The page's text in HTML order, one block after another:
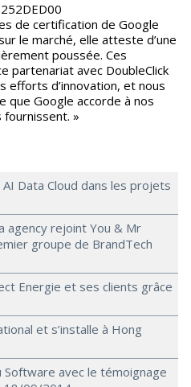
de certification de Google
le marché, elle atteste d’une
poussée. Ces
partenariat avec DoubleClick
efforts d’innovation, et nous
que Google accorde à nos
fournissent. »
Data Cloud dans les projets
agency rejoint You & Mr
groupe de BrandTech
Energie et ses clients grâce
et s’installe à Hong
avec le témoignage